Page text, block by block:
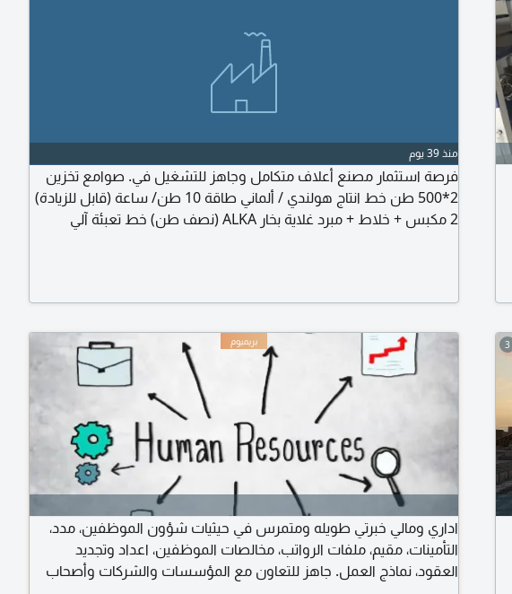
منذ 39 يوم
فرصة استثمار مصنع أعلاف متكامل وجاهز للتشغيل في. صوامع تخزين
2*500 طن خط انتاج هولندي / ألماني طاقة 10 طن/ ساعة (قابل للزيادة)
2 مكبس + خلاط + مبرد غلاية بخار ALKA (نصف طن) خط تعبئة آلي
3
اداري ومالي خبرتي طويله ومتمرس في حيثيات شؤون الموظفين، مدد،
التأمينات، مقيم، ملفات الرواتب، مخالصات الموظفين، اعداد وتجديد
العقود، نماذج العمل. جاهز للتعاون مع المؤسسات والشركات وأصحاب